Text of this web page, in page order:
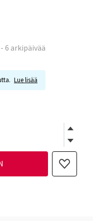
6 arkipäivää
Lue lisää